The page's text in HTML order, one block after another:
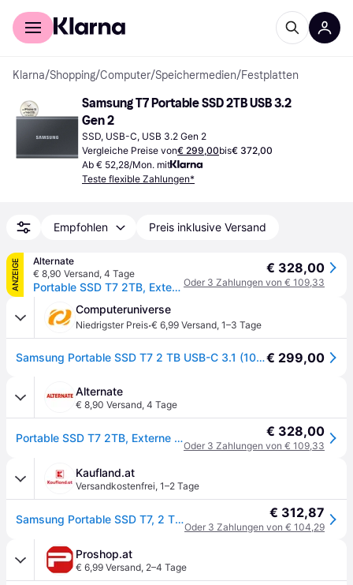
Für Shopper
Klarna/Shopping/Computer/Speichermedien/Festplatten
Samsung T7 Portable SSD 2TB USB 3.2
Gen 2
SSD, USB-C, USB 3.2 Gen 2
Vergleiche Preise von€ 299,00bis€ 372,00
Ab € 52,28/Mon. mit
Teste flexible Zahlungen*
Empfohlen Preis inklusive Versand
ANZEIGE
Alternate
€ 8,90 Versand, 4 Tage
Portable SSD T7 2TB, Externe SSD
€ 328,00
Oder 3 Zahlungen von € 109,33
Computeruniverse
Niedrigster Preis·€ 6,99 Versand, 1–3 Tage
Samsung Portable SSD T7 2 TB USB-C 3.1 (10Gb/s) Titan Gray externe Festplatte SSD€ 299,00
Alternate
€ 8,90 Versand, 4 Tage
Portable SSD T7 2TB, Externe SSD € 328,00
Oder 3 Zahlungen von € 109,33
Kaufland.at
Versandkostenfrei, 1–2 Tage
Samsung Portable SSD T7, 2 TB, USB Typ-C, 3.2 Gen 2 (3.1 Gen 2), 1050 MB/s, Passwortschutz, Grau € 312,87
Oder 3 Zahlungen von € 104,29
Proshop.at
€ 6,99 Versand, 2–4 Tage